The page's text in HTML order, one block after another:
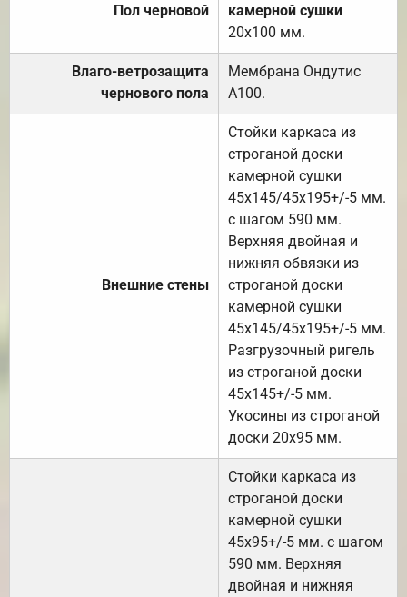
Пол черновой
камерной сушки
20х100 мм.
Влаго-ветрозащита
чернового пола
Мембрана Ондутис
А100.
Внешние стены
Стойки каркаса из
строганой доски
камерной сушки
45х145/45х195+/-5 мм.
с шагом 590 мм.
Верхняя двойная и
нижняя обвязки из
строганой доски
камерной сушки
45х145/45х195+/-5 мм.
Разгрузочный ригель
из строганой доски
45х145+/-5 мм.
Укосины из строганой
доски 20х95 мм.
Стойки каркаса из
строганой доски
камерной сушки
45х95+/-5 мм. с шагом
590 мм. Верхняя
двойная и нижняя